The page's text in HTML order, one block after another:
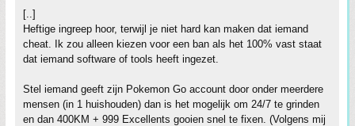
[..]
Heftige ingreep hoor, terwijl je niet hard kan maken dat iemand
cheat. Ik zou alleen kiezen voor een ban als het 100% vast staat
dat iemand software of tools heeft ingezet.
Stel iemand geeft zijn Pokemon Go account door onder meerdere
mensen (in 1 huishouden) dan is het mogelijk om 24/7 te grinden
en dan 400KM + 999 Excellents gooien snel te fixen. (Volgens mij